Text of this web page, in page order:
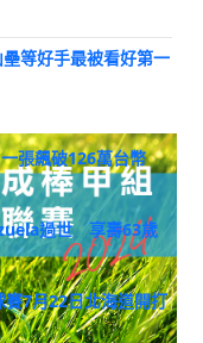
等好手最被看好第一
張飆破126萬台幣
過世 享壽63歲
7月22日北海道開打